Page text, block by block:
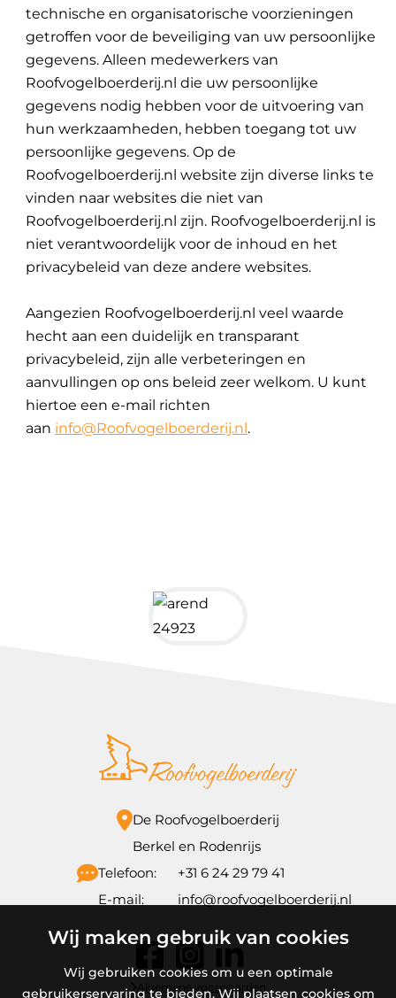
technische en organisatorische voorzieningen
getroffen voor de beveiliging van uw persoonlijke
gegevens. Alleen medewerkers van
Roofvogelboerderij.nl die uw persoonlijke
gegevens nodig hebben voor de uitvoering van
hun werkzaamheden, hebben toegang tot uw
persoonlijke gegevens. Op de
Roofvogelboerderij.nl website zijn diverse links te
vinden naar websites die niet van
Roofvogelboerderij.nl zijn. Roofvogelboerderij.nl is
niet verantwoordelijk voor de inhoud en het
privacybeleid van deze andere websites.
Aangezien Roofvogelboerderij.nl veel waarde
hecht aan een duidelijk en transparant
privacybeleid, zijn alle verbeteringen en
aanvullingen op ons beleid zeer welkom. U kunt
hiertoe een e-mail richten
aan info@Roofvogelboerderij.nl.
Wij maken gebruik van cookies
Wij gebruiken cookies om u een optimale
gebruikerservaring te bieden. Wij plaatsen cookies om
De Roofvogelboerderij
Berkel en Rodenrijs
Telefoon:
+31 6 24 29 79 41
E-mail:
info@roofvogelboerderij.nl
Algemene voorwaarden